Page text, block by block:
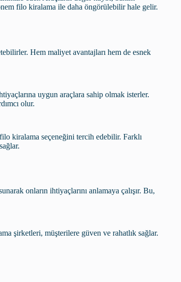
filo kiralama ile daha öngörülebilir hale gelir.
Hem maliyet avantajları hem de esnek
uygun araçlara sahip olmak isterler.
olur.
kiralama seçeneğini tercih edebilir. Farklı
onların ihtiyaçlarını anlamaya çalışır. Bu,
şirketleri, müşterilere güven ve rahatlık sağlar.